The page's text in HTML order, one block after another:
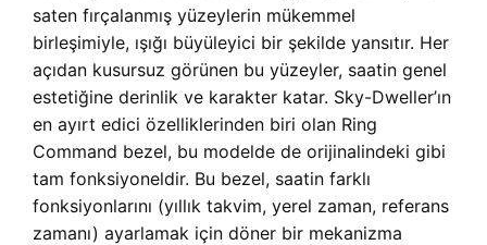
saten fırçalanmış yüzeylerin mükemmel
birleşimiyle, ışığı büyüleyici bir şekilde yansıtır. Her
açıdan kusursuz görünen bu yüzeyler, saatin genel
estetiğine derinlik ve karakter katar. Sky-Dweller’ın
en ayırt edici özelliklerinden biri olan Ring
Command bezel, bu modelde de orijinalindeki gibi
tam fonksiyoneldir. Bu bezel, saatin farklı
fonksiyonlarını (yıllık takvim, yerel zaman, referans
zamanı) ayarlamak için döner bir mekanizma